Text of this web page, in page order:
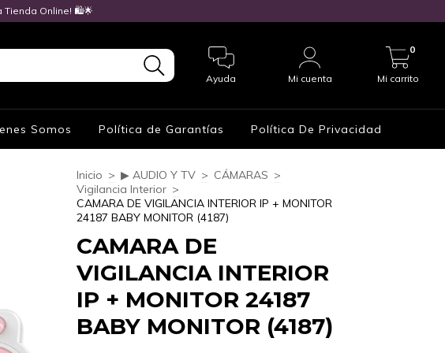
Tienda Online! 🛍️🌟
Ayuda Mi cuenta Mi carrito
0
Somos Política de Garantías Política De Privacidad
Inicio > ▶ AUDIO Y TV > CÁMARAS >
Vigilancia Interior >
CAMARA DE VIGILANCIA INTERIOR IP + MONITOR
24187 BABY MONITOR (4187)
CAMARA DE
VIGILANCIA INTERIOR
IP + MONITOR 24187
BABY MONITOR (4187)